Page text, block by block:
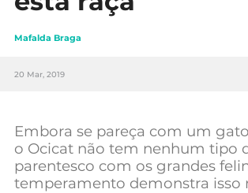
Fitness
Mães e Bebés
Mafalda Braga
20 Mar, 2019
Embora se pareça com um
o Ocicat não tem nenhum tipo
parentesco com os grandes
temperamento demonstra isso